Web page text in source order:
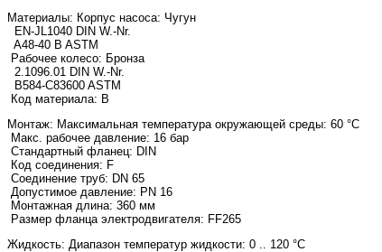
Материалы: Корпус насоса: Чугун
EN-JL1040 DIN W.-Nr.
A48-40 B ASTM
Рабочее колесо: Бронза
2.1096.01 DIN W.-Nr.
B584-C83600 ASTM
Код материала: B
Монтаж: Максимальная температура окружающей среды: 60 °C
Макс. рабочее давление: 16 бар
Стандартный фланец: DIN
Код соединения: F
Соединение труб: DN 65
Допустимое давление: PN 16
Монтажная длина: 360 мм
Размер фланца электродвигателя: FF265
Жидкость: Диапазон температур жидкости: 0 .. 120 °C